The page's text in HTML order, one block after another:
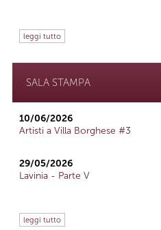
leggi tutto
SALA STAMPA
10/06/2026
Artisti a Villa Borghese #3
29/05/2026
Lavinia - Parte V
leggi tutto